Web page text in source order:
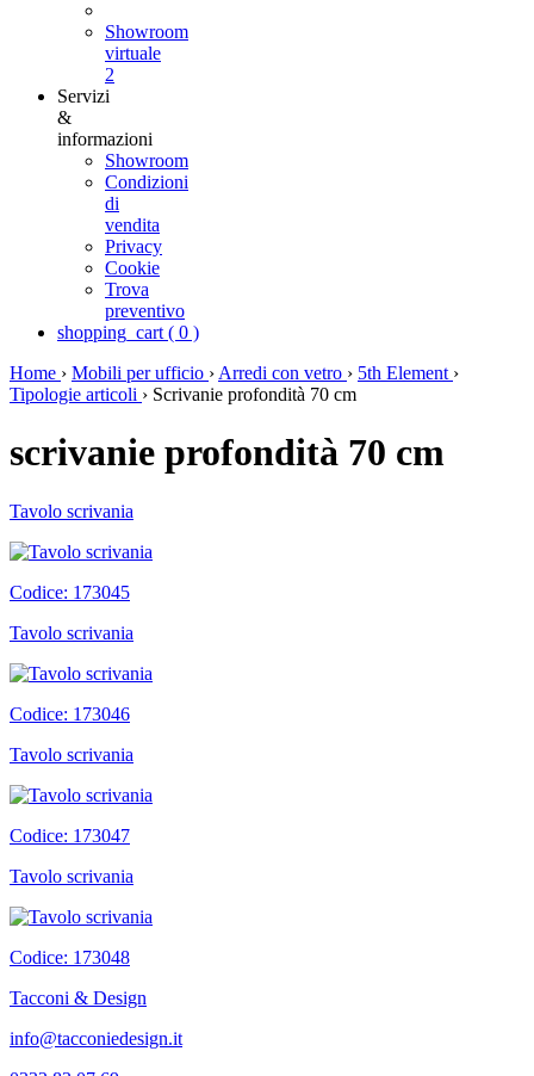
Showroom
virtuale
2
Servizi
&
informazioni
Showroom
Condizioni
di
vendita
Privacy
Cookie
Trova
preventivo
shopping_cart ( 0 )
Home › Mobili per ufficio › Arredi con vetro › 5th Element ›
Tipologie articoli › Scrivanie profondità 70 cm
scrivanie profondità 70 cm
Tavolo scrivania
Codice: 173045
Tavolo scrivania
Codice: 173046
Tavolo scrivania
Codice: 173047
Tavolo scrivania
Codice: 173048
Tacconi & Design
info@tacconiedesign.it